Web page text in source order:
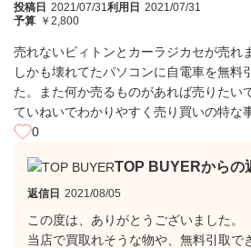
投稿日 2021/07/31利用日 2021/07/31
予算 ￥2,800
売れないビィトンとカーラジカセが売れ
しかも壊れてたパソコンに自電車を無料
た。また何か売るものがあれば売りたい
ていねいでわかりやすく売り買いの特な
0
TOP BUYERからの
返信日 2021/08/05
この度は、ありがとうございました。
当店で買取れそうな物や、無料引取で